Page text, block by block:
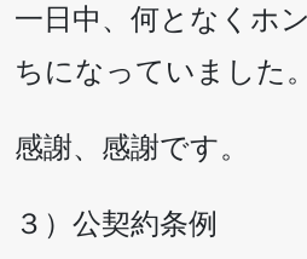
一日中、何となくホ
ちになっていました。
感謝、感謝です。
３）公契約条例